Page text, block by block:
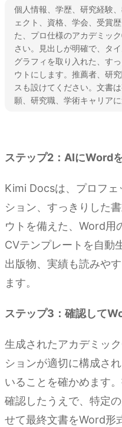
個人情報、学歴、研究経験
ェクト、資格、学会、受賞
た、プロ仕様のアカデミッ
さい。見出しが明確で、タ
グラフィを取り入れた、す
ウトにします。推薦者、研
スも設けてください。文書
願、研究職、学術キャリア
ステップ2：AIにWord
Kimi Docsは、プロフェ
ション、すっきりした
ウトを備えた、Word用
CVテンプレートを自動
出版物、実績も読みや
ます。
ステップ3：確認して
生成されたアカデミッ
ションが適切に構成さ
いることを確かめます
確認したうえで、特定
せて最終文書をWord形